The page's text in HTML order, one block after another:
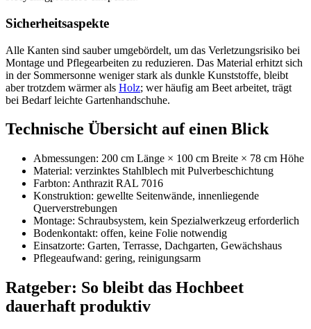
Sicherheitsaspekte
Alle Kanten sind sauber umgebördelt, um das Verletzungsrisiko bei
Montage und Pflegearbeiten zu reduzieren. Das Material erhitzt sich
in der Sommersonne weniger stark als dunkle Kunststoffe, bleibt
aber trotzdem wärmer als Holz; wer häufig am Beet arbeitet, trägt
bei Bedarf leichte Gartenhandschuhe.
Technische Übersicht auf einen Blick
Abmessungen: 200 cm Länge × 100 cm Breite × 78 cm Höhe
Material: verzinktes Stahlblech mit Pulverbeschichtung
Farbton: Anthrazit RAL 7016
Konstruktion: gewellte Seitenwände, innenliegende
Querverstrebungen
Montage: Schraubsystem, kein Spezialwerkzeug erforderlich
Bodenkontakt: offen, keine Folie notwendig
Einsatzorte: Garten, Terrasse, Dachgarten, Gewächshaus
Pflegeaufwand: gering, reinigungsarm
Ratgeber: So bleibt das Hochbeet
dauerhaft produktiv